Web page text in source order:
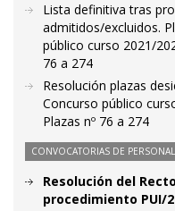
Lista definitiva tras
admitidos/excluidos.
público curso 2021/
76 a 274
Resolución plazas
Concurso público
Plazas nº 76 a 274
CONVOCATORIAS DE
Resolución del
procedimiento PUI/